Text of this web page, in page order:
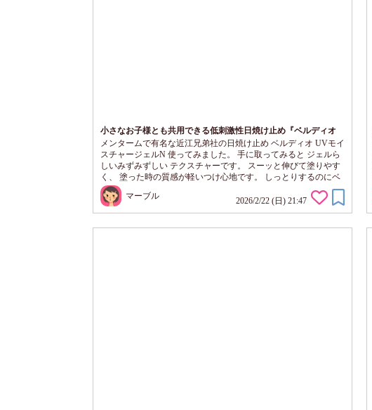
小さなお子様とも共用できる低刺激性日焼け止め『ベルディオ
UVモイスチャージェルN』
メンタームで有名な近江兄弟社の日焼け止め ベルディオ UVモイ
スチャージェルN 使ってみました。 手に取ってみると ジェルら
しいみずみずしい テクスチャーです。 スーッと伸びて塗りやす
く、 塗った時の質感が軽いつけ心地です。 しっとりするのにベ
タつきはありません。 ウォータープルーフなのに石けんで落と
せる点も嬉しいです。 無添加・低刺激性で小さなお子様とも共
用できるのも便利ですね。
マーブル 2026/2/22 (日) 21:47